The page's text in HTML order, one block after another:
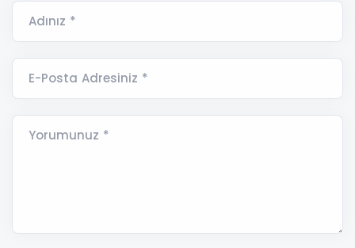
Adınız *
E-Posta Adresiniz *
Yorumunuz *